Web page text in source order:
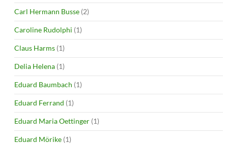
Carl Hermann Busse (2)
Caroline Rudolphi (1)
Claus Harms (1)
Delia Helena (1)
Eduard Baumbach (1)
Eduard Ferrand (1)
Eduard Maria Oettinger (1)
Eduard Mörike (1)